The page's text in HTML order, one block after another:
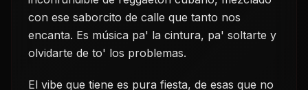
con ese saborcito de calle que tanto nos
encanta. Es música pa' la cintura, pa' soltarte y
olvidarte de to' los problemas.
El vibe que tiene es pura fiesta, de esas que no